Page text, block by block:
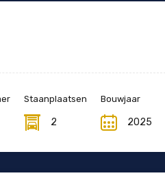
Staanplaatsen
2
Bouwjaar
2025